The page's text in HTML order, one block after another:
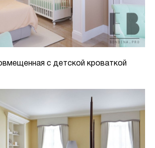
с детской кроваткой